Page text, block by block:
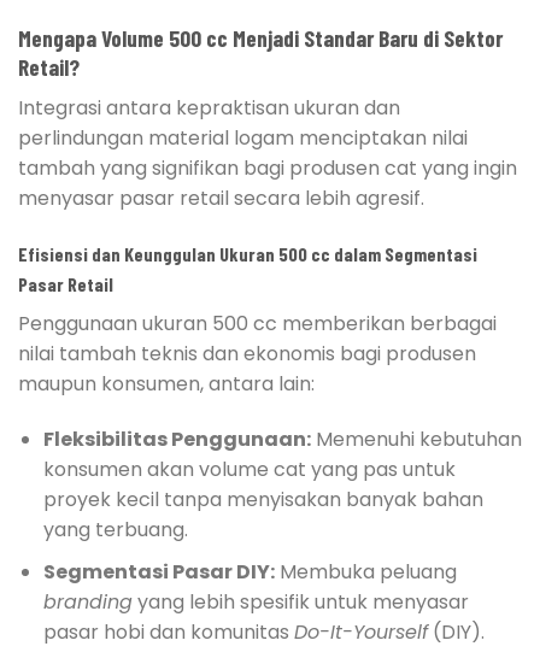
Mengapa Volume 500 cc Menjadi Standar Baru di Sektor
Retail?
Integrasi antara kepraktisan ukuran dan
perlindungan material logam menciptakan nilai
tambah yang signifikan bagi produsen cat yang ingin
menyasar pasar retail secara lebih agresif.
Efisiensi dan Keunggulan Ukuran 500 cc dalam Segmentasi
Pasar Retail
Penggunaan ukuran 500 cc memberikan berbagai
nilai tambah teknis dan ekonomis bagi produsen
maupun konsumen, antara lain:
Fleksibilitas Penggunaan:Memenuhi kebutuhan
konsumen akan volume cat yang pas untuk
proyek kecil tanpa menyisakan banyak bahan
yang terbuang.
Segmentasi Pasar DIY:Membuka peluang
brandingyang lebih spesifik untuk menyasar
pasar hobi dan komunitas Do-It-Yourself(DIY).